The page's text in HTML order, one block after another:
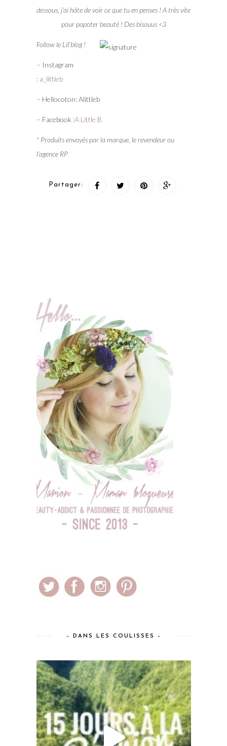
dessous, j’ai hâte de voir ce que tu en penses ! A très vite
pour papoter beauté ! Des bisouus <3
Follow le Lil’blog !
– Instagram
: a_littleb
– Hellocoton: Alittleb
– Facebook :A Little B
* Produits envoyés par la marque, le revendeur ou
l’agence RP
Partager:
– DANS LES COULISSES –